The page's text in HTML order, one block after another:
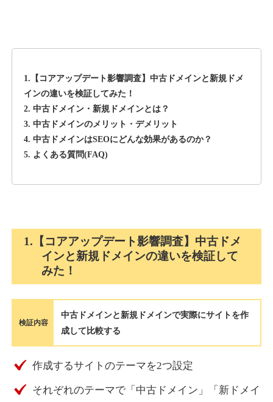
詳細を見る
sug-web.jp
ジャンル その他
DA42 外部リンク数740 ドメイン年齢13年
3,300円 入札 2件
詳細を見る
holocardstrategy.jp
ジャンル趣味
DA40 外部リンク数
3,300円 入札 3件
suka-jp.com
ジャンルその他
1.【コアアップデート影響調査】中古ドメインと新規ドメ
インの違いを検証してみた！
2. 中古ドメイン・新規ドメインとは？
3. 中古ドメインのメリット・デメリット
4. 中古ドメインはSEOにどんな効果があるのか？
5. よくある質問(FAQ)
1.【コアアップデート影響調査】中古ドメ
インと新規ドメインの違いを検証して
みた！
検証内容
中古ドメインと新規ドメインで実際にサイトを作
成して比較する
作成するサイトのテーマを2つ設定
それぞれのテーマで「中古ドメイン」「新ドメイ